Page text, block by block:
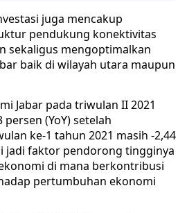
juga mencakup
pendukung konektivitas
sekaligus mengoptimalkan
baik di wilayah utara maupun
Jabar pada triwulan II 2021
(YoY) setelah
ke-1 tahun 2021 masih -2,44
jadi faktor pendorong tingginya
di mana berkontribusi
pertumbuhan ekonomi